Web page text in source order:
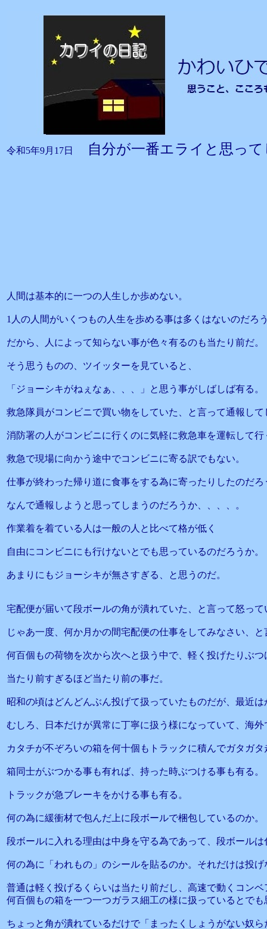
令和5年9月17日 自分が一番エライと思っ
人間は基本的に一つの人生しか歩めない。
1人の人間がいくつもの人生を歩める事は多くはないのだろ
だから、人によって知らない事が色々有るのも当たり前だ。
そう思うものの、ツイッターを見ていると、
「ジョーシキがねぇなぁ、、、」と思う事がしばしば有る。
救急隊員がコンビニで買い物をしていた、と言って通報し
消防署の人がコンビニに行くのに気軽に救急車を運転して
救急で現場に向かう途中でコンビニに寄る訳でもない。
仕事が終わった帰り道に食事をする為に寄ったりしたのだろ
なんで通報しようと思ってしまうのだろうか、、、、。
作業着を着ている人は一般の人と比べて格が低く
自由にコンビニにも行けないとでも思っているのだろうか。
あまりにもジョーシキが無さすぎる、と思うのだ。
宅配便が届いて段ボールの角が潰れていた、と言って怒っ
じゃあ一度、何か月かの間宅配便の仕事をしてみなさい、と
何百個もの荷物を次から次へと扱う中で、軽く投げたりぶ
当たり前すぎるほど当たり前の事だ。
昭和の頃はどんどんぶん投げて扱っていたものだが、最近
むしろ、日本だけが異常に丁寧に扱う様になっていて、海
カタチが不ぞろいの箱を何十個もトラックに積んでガタガタ
箱同士がぶつかる事も有れば、持った時ぶつける事も有る。
トラックが急ブレーキをかける事も有る。
何の為に緩衝材で包んだ上に段ボールで梱包しているのか。
段ボールに入れる理由は中身を守る為であって、段ボール
何の為に「われもの」のシールを貼るのか。それだけは投
普通は軽く投げるくらいは当たり前だし、高速で動くコン
何百個もの箱を一つ一つガラス細工の様に扱っているとで
ちょっと角が潰れているだけで「まったくしょうがない奴